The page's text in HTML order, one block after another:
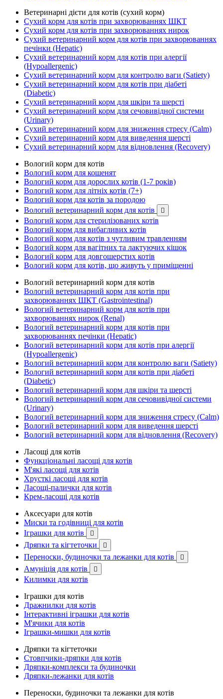
Ветеринарні дієти для котів (сухий корм)
Сухий корм для котів при захворюваннях ШКТ
Сухий корм для котів при захворюваннях нирок
Сухий ветеринарний корм для котів при захворюваннях
печінки (Hepatic)
Сухий ветеринарний корм для котів при алергії
(Hypoallergenic)
Сухий ветеринарний корм для контролю ваги (Satiety)
Сухий ветеринарний корм для котів при діабеті
(Diabetic)
Сухий ветеринарний корм для шкіри та шерсті
Сухий ветеринарний корм для сечовивідної системи
(Urinary)
Сухий ветеринарний корм для зниження стресу (Calm)
Сухий ветеринарний корм для виведення шерсті
Сухий ветеринарний корм для відновлення (Recovery)
Вологий корм для котів
Вологий корм для кошенят
Вологий корм для дорослих котів (1-7 років)
Вологий корм для літніх котів (7+)
Вологий корм для котів за породою
Вологий ветеринарний корм для котів

Вологий корм для стерилізованих котів
Вологий корм для вибагливих котів
Вологий корм для котів з чутливим травленням
Вологий корм для вагітних та лактуючих кішок
Вологий корм для довгошерстих котів
Вологий корм для котів, що живуть у приміщенні
Вологий ветеринарний корм для котів
Вологий ветеринарний корм для котів при
захворюваннях ШКТ (Gastrointestinal)
Вологий ветеринарний корм для котів при
захворюваннях нирок (Renal)
Вологий ветеринарний корм для котів при
захворюваннях печінки (Hepatic)
Вологий ветеринарний корм для котів при алергії
(Hypoallergenic)
Вологий ветеринарний корм для контролю ваги (Satiety)
Вологий ветеринарний корм для котів при діабеті
(Diabetic)
Вологий ветеринарний корм для шкіри та шерсті
Вологий ветеринарний корм для сечовивідної системи
(Urinary)
Вологий ветеринарний корм для зниження стресу (Calm)
Вологий ветеринарний корм для виведення шерсті
Вологий ветеринарний корм для відновлення (Recovery)
Ласощі для котів
Функціональні ласощі для котів
М'які ласощі для котів
Хрусткі ласощі для котів
Ласощі-палички для котів
Крем-ласощі для котів
Аксесуари для котів
Миски та годівниці для котів
Іграшки для котів

Дряпки та кігтеточки 
Переноски, будиночки та лежанки для котів 
Амуніція для котів 
Килимки для котів
Іграшки для котів
Дражнилки для котів
Інтерактивні іграшки для котів
М'ячики для котів
Іграшки-мишки для котів
Дряпки та кігтеточки
Стовпчики-дряпки для котів
Дряпки-комплекси та будиночки
Дряпки-лежанки для котів
Переноски, будиночки та лежанки для котів